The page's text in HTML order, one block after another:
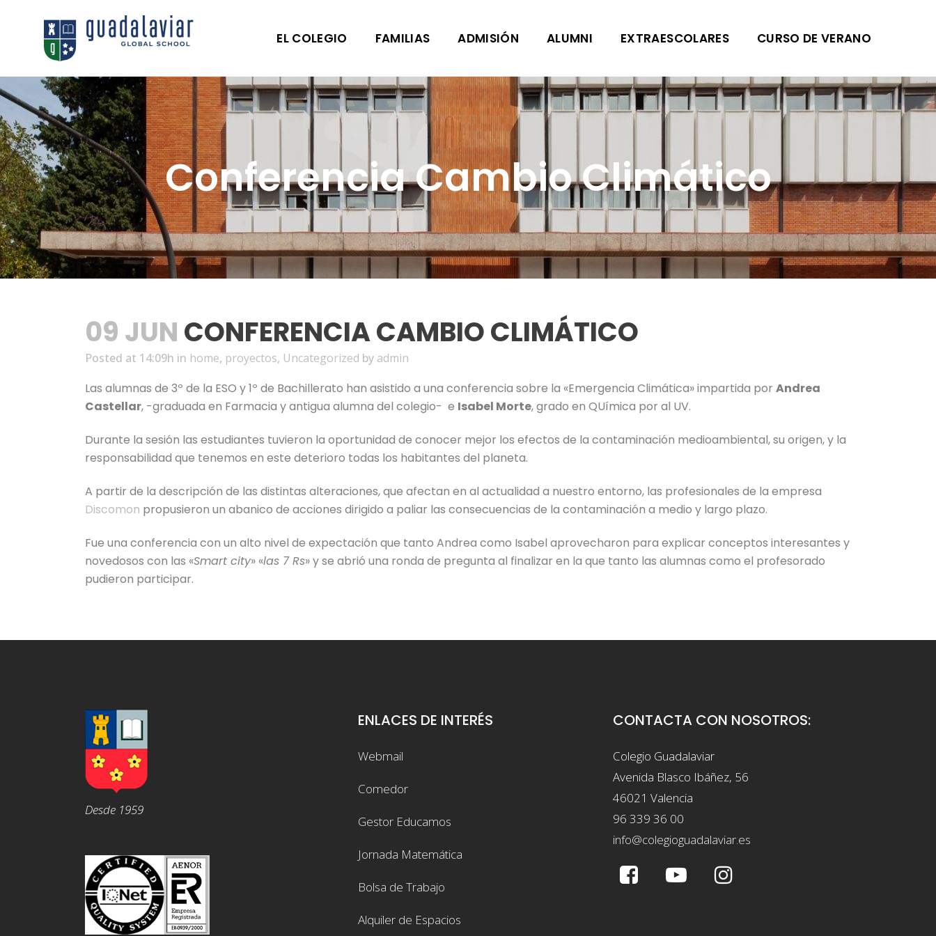
EL COLEGIO FAMILIAS ADMISIÓN ALUMNI EXTRAESCOLARES CURSO DE VERANO
Conferencia Cambio Climático
09 JUN CONFERENCIA CAMBIO CLIMÁTICO
Posted at 14:09h in home, proyectos, Uncategorized by admin
Las alumnas de 3º de la ESO y 1º de Bachillerato han asistido a una conferencia sobre la «Emergencia Climática» impartida por Andrea
Castellar, -graduada en Farmacia y antigua alumna del colegio- e Isabel Morte, grado en QUímica por al UV.
Durante la sesión las estudiantes tuvieron la oportunidad de conocer mejor los efectos de la contaminación medioambiental, su origen, y la
responsabilidad que tenemos en este deterioro todas los habitantes del planeta.
A partir de la descripción de las distintas alteraciones, que afectan en al actualidad a nuestro entorno, las profesionales de la empresa
Discomon propusieron un abanico de acciones dirigido a paliar las consecuencias de la contaminación a medio y largo plazo.
Fue una conferencia con un alto nivel de expectación que tanto Andrea como Isabel aprovecharon para explicar conceptos interesantes y
novedosos con las «Smart city» «las 7 Rs» y se abrió una ronda de pregunta al finalizar en la que tanto las alumnas como el profesorado
pudieron participar.
Desde 1959
ENLACES DE INTERÉS
Webmail
Comedor
Gestor Educamos
Jornada Matemática
Bolsa de Trabajo
Alquiler de Espacios
CONTACTA CON NOSOTROS:
Colegio Guadalaviar
Avenida Blasco Ibáñez, 56
46021 Valencia
96 339 36 00
info@colegioguadalaviar.es